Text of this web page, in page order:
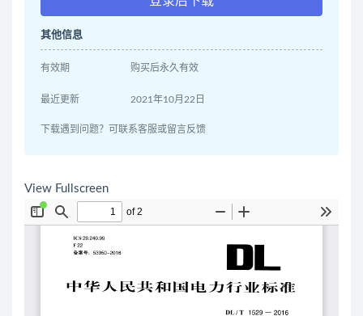
其他信息
有效期 购买后永久有效
最近更新 2021年10月22日
下载遇到问题？可联系客服或留言反馈
View Fullscreen